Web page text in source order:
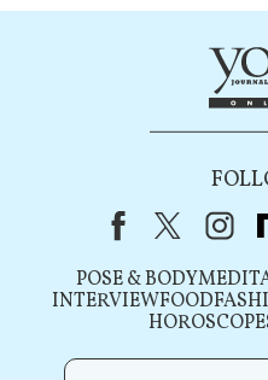
FacebookX（旧
POSE & BODY
INTERVIEWFOOD
HOROSCOPE